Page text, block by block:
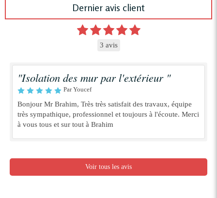
Dernier avis client
3 avis
"Isolation des mur par l'extérieur "
Par Youcef
Bonjour Mr Brahim, Très très satisfait des travaux, équipe
très sympathique, professionnel et toujours à l'écoute. Merci
à vous tous et sur tout à Brahim
Voir tous les avis